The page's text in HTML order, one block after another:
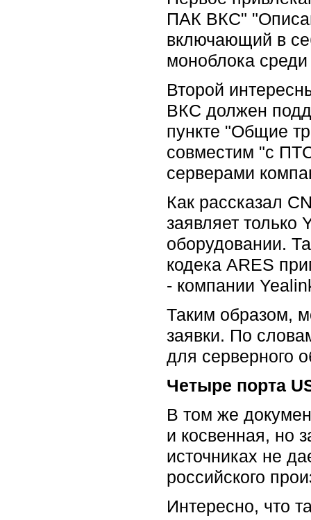
ПАК ВКС"
включающий в
моноблока
Второй
ВКС должен
пункте "Общие
совместим "с
серверами
Как рассказал
заявляет только
оборудовании.
кодека ARES
- компании
Таким образом,
заявки. По
для серверного
Четыре порта
В том же
и косвенная, но
источниках не
российского
Интересно, что